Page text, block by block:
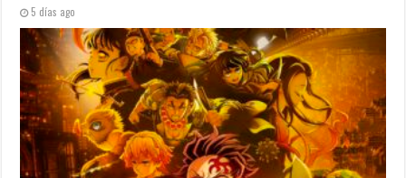
5 días ago